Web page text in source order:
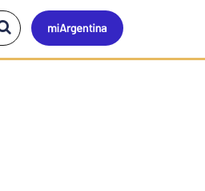
Mi
Buscar
en
el